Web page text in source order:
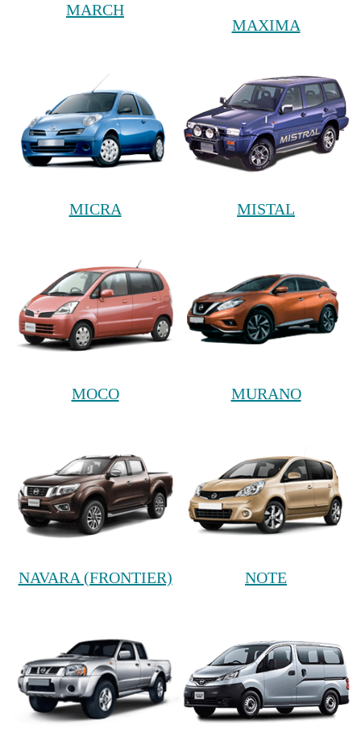
MARCH
MAXIMA
MICRA MISTAL
MOCO MURANO
NAVARA (FRONTIER) NOTE